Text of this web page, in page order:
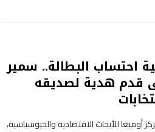
احتساب البطالة.. سمير
هدية لصديقه
أوميغا للأبحاث الاقتصادية والجيوسياسية،